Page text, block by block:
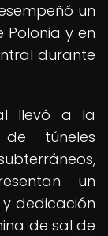
un
y en
durante
llevó a la
túneles
un
dedicación
de sal de